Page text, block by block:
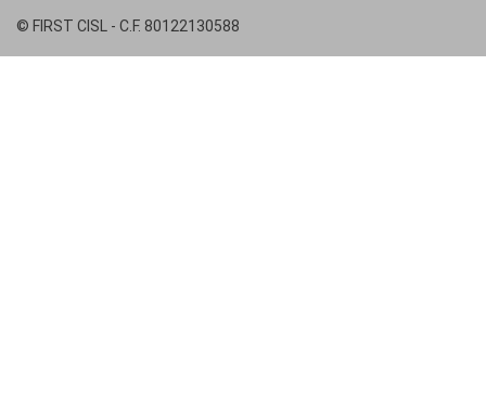
© FIRST CISL - C.F. 80122130588